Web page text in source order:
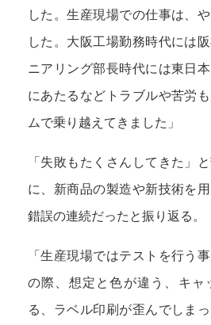
した。生産現場での仕事は、
した。大阪工場勤務時代には
ニアリング部長時代には東日
にあたるなどトラブルや苦労
ムで乗り越えてきました」
「失敗もたくさんしてきた」
に、新商品の製造や新技術を
錯誤の連続だったと振り返る。
「生産現場ではテストを行う
の際、想定と色が違う、キャ
る、ラベル印刷が歪んでしま